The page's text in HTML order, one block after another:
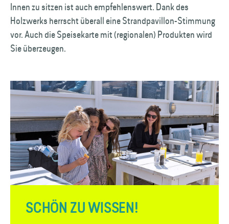
Innen zu sitzen ist auch empfehlenswert. Dank des
Holzwerks herrscht überall eine Strand­pavillon-Stimmung
vor. Auch die Speisekarte mit (regionalen) Produkten wird
Sie überzeugen.
SCHÖN ZU WISSEN!